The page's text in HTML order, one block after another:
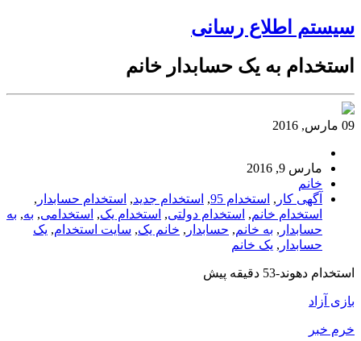
سیستم اطلاع رسانی
استخدام به یک حسابدار خانم
09 مارس, 2016
مارس 9, 2016
خانم
آگهی کار , استخدام 95 , استخدام جدید, استخدام حسابدار ,
استخدام خانم, استخدام دولتی, استخدام یک, استخدامی, به, به
حسابدار , به خانم, حسابدار , خانم یک, سایت استخدام, یک
حسابدار , یک خانم
استخدام دهوند-53 دقیقه پیش
بازی آزاد
خرم خبر